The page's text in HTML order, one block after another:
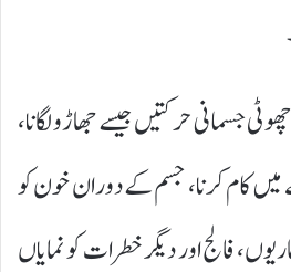
جسمانی حرکتیں جیسے جھاڑو لگانا،
میں کام کرنا، جسم کے دوران خون کو
فالج اور دیگر خطرات کو نمایاں